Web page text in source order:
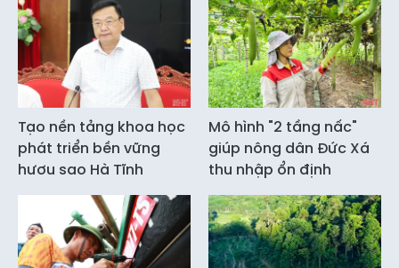
Tạo nền tảng khoa học
phát triển bền vững
hươu sao Hà Tĩnh
Mô hình "2 tầng nấc"
giúp nông dân Đức Xá
thu nhập ổn định